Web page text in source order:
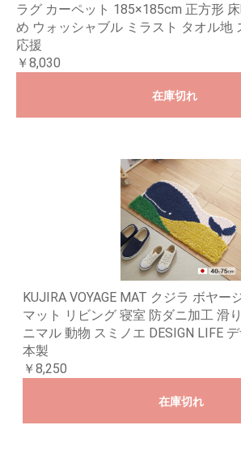
ラグ カーペット 185×185cm 正方形
め ウォッシャブル ミラスト タオル地
応援
￥8,030
在庫切れ
KUJIRA VOYAGE MAT クジラ ボヤー
マット リビング 寝室 防ダニ加工 滑
ニマル 動物 スミノエ DESIGN LIFE
本製
￥8,250
在庫切れ